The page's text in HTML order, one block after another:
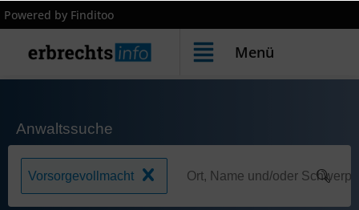
Powered by Finditoo
Menü
Anwaltssuche
Vorsorgevollmacht